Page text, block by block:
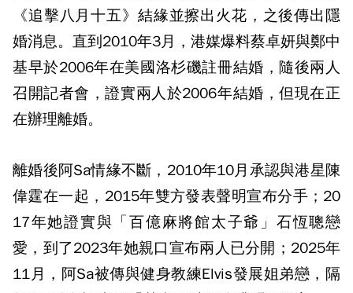
《追擊八月十五》結緣並擦出火花，之後傳出隱
婚消息。直到2010年3月，港媒爆料蔡卓妍與鄭中
基早於2006年在美國洛杉磯註冊結婚，隨後兩人
召開記者會，證實兩人於2006年結婚，但現在正
在辦理離婚。
離婚後阿Sa情緣不斷，2010年10月承認與港星陳
偉霆在一起，2015年雙方發表聲明宣布分手；20
17年她證實與「百億麻將館太子爺」石恆聰戀
愛，到了2023年她親口宣布兩人已分開；2025年
11月，阿Sa被傳與健身教練Elvis發展姐弟戀，隔